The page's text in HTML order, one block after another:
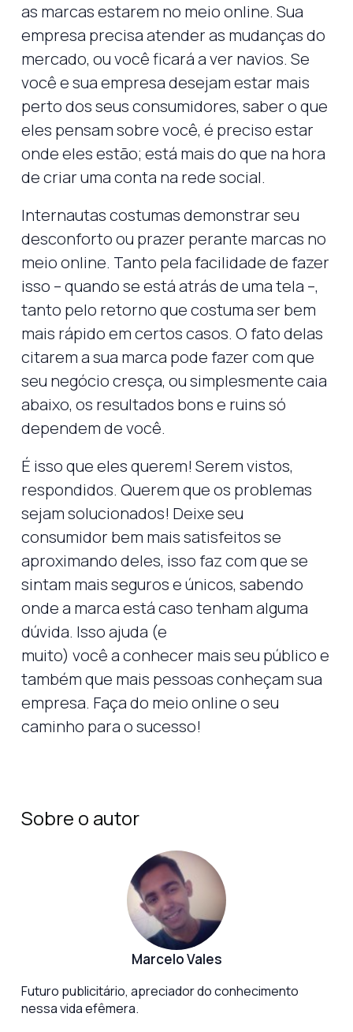
as marcas estarem no meio online. Sua
empresa precisa atender as mudanças do
mercado, ou você ficará a ver navios. Se
você e sua empresa desejam estar mais
perto dos seus consumidores, saber o que
eles pensam sobre você, é preciso estar
onde eles estão; está mais do que na hora
de criar uma conta na rede social.
Internautas costumas demonstrar seu
desconforto ou prazer perante marcas no
meio online. Tanto pela facilidade de fazer
isso – quando se está atrás de uma tela –,
tanto pelo retorno que costuma ser bem
mais rápido em certos casos. O fato delas
citarem a sua marca pode fazer com que
seu negócio cresça, ou simplesmente caia
abaixo, os resultados bons e ruins só
dependem de você.
É isso que eles querem! Serem vistos,
respondidos. Querem que os problemas
sejam solucionados! Deixe seu
consumidor bem mais satisfeitos se
aproximando deles, isso faz com que se
sintam mais seguros e únicos, sabendo
onde a marca está caso tenham alguma
dúvida. Isso ajuda (e
muito) você a conhecer mais seu público e
também que mais pessoas conheçam sua
empresa. Faça do meio online o seu
caminho para o sucesso!
Sobre o autor
Marcelo Vales
Futuro publicitário, apreciador do conhecimento
nessa vida efêmera.